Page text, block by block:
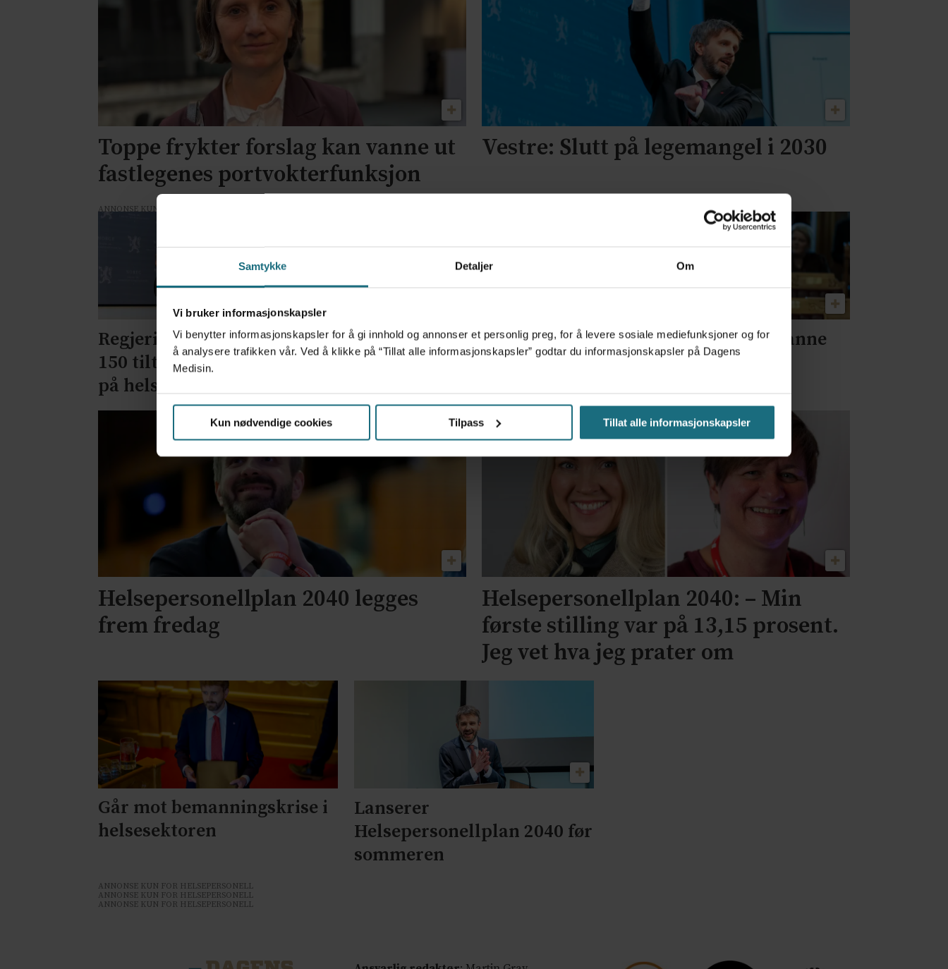
Samtykke Detaljer Om
Vi bruker informasjonskapsler
Vi benytter informasjonskapsler for å gi innhold og annonser et personlig preg, for å levere sosiale mediefunksjoner og for
å analysere trafikken vår. Ved å klikke på “Tillat alle informasjonskapsler” godtar du informasjonskapsler på Dagens
Medisin.
Kun nødvendige cookies Tilpass Tillat alle informasjonskapsler
Toppe frykter forslag kan vanne ut
fastlegenes portvokterfunksjon
Vestre: Slutt på legemangel i 2030
ANNONSE KUN FOR HELSEPERSONELL
Regjeringen lanserer over
150 tiltak for løse mangelen
på helsepersonell
Regjeringen vil gå gjennom
hele LIS1-ordningen
Toppe: Norge må utdanne
flere leger selv
Helsepersonellplan 2040 legges
frem fredag
Helsepersonellplan 2040: – Min
første stilling var på 13,15 prosent.
Jeg vet hva jeg prater om
Går mot bemanningskrise i
helsesektoren
Lanserer
Helsepersonellplan 2040 før
sommeren
ANNONSE KUN FOR HELSEPERSONELL
ANNONSE KUN FOR HELSEPERSONELL
ANNONSE KUN FOR HELSEPERSONELL